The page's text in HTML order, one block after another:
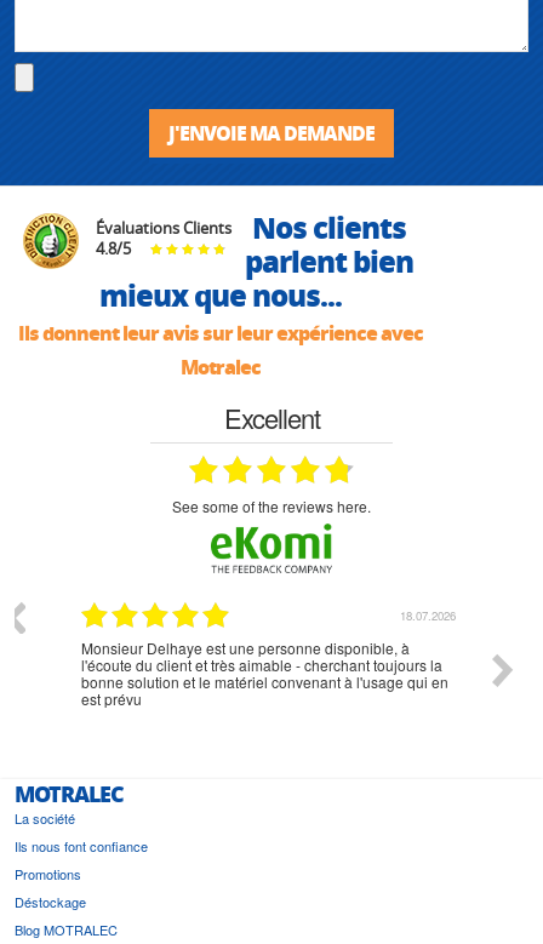
J'ENVOIE MA DEMANDE
Évaluations Clients
4.8/5
Nos clients
parlent bien
mieux que nous...
Ils donnent leur avis sur leur expérience avec
Motralec
Excellent
see some of the reviews here.
18.07.2026
Monsieur Delhaye est une personne disponible, à
l'écoute du client et très aimable - cherchant toujours la
bonne solution et le matériel convenant à l'usage qui en
est prévu
MOTRALEC
La société
Ils nous font confiance
Promotions
Déstockage
Blog MOTRALEC